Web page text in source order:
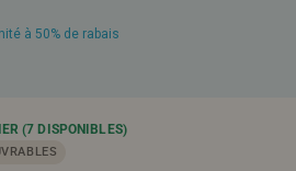
à 50% de rabais
(7 DISPONIBLES)